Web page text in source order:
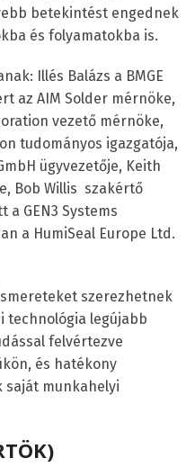
betekintést engednek
és folyamatokba is.
Illés Balázs a BMGE
az AIM Solder mérnöke,
vezető mérnöke,
tudományos igazgatója,
ügyvezetője, Keith
Bob Willis szakértő
a GEN3 Systems
a HumiSeal Europe Ltd.
szerezhetnek
technológia legújabb
felvértezve
és hatékony
saját munkahelyi